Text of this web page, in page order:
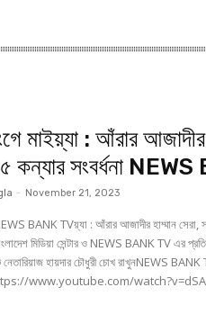
মাইয়্যা : আঁরার আজাদীর
কন্যার সংবর্ধনা
- November 21, 2023
BANK TVয়্যা : আঁরার আজাদীর হাম্মান সেরা,
মিডিয়া সেন্টার ও NEWS BANK TV এর
চোখ রাখুনNEWS BANK TV ইউটিউব চ্যানেল ও
পেজে . https://www.youtube.com/